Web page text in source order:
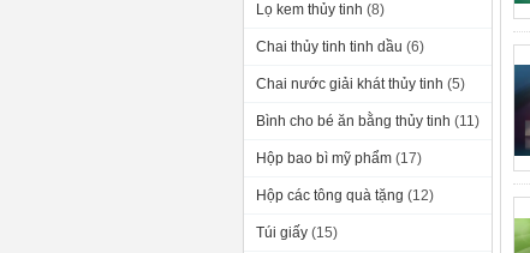
Lọ kem thủy tinh (8)
Chai thủy tinh tinh dầu (6)
Chai nước giải khát thủy tinh (5)
Bình cho bé ăn bằng thủy tinh (11)
Hộp bao bì mỹ phẩm (17)
Hộp các tông quà tặng (12)
Túi giấy (15)